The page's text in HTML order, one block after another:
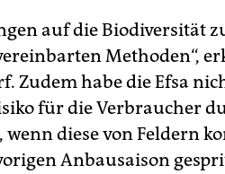
auf die Biodiversität
Methoden“,
Zudem habe die Efsa
für die Verbraucher
diese von Feldern
Anbausaison